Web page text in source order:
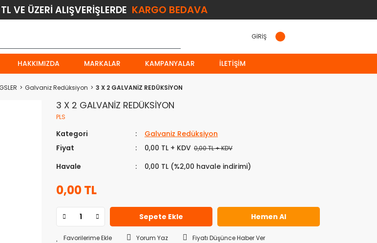
VE ÜZERİ ALIŞVERİŞLERDE KARGO BEDAVA
GİRİŞ
HAKKIMIZDA MARKALAR KAMPANYALAR İLETIŞIM
Galvaniz Redüksiyon 3 X 2 GALVANİZ REDÜKSİYON
3 X 2 GALVANİZ REDÜKSİYON
PLS
Kategori
Galvaniz Redüksiyon
Fiyat
0,00 TL + KDV 0,00 TL + KDV
Havale 0,00 TL (%2,00 havale indirimi)
0,00 TL
Sepete Ekle Hemen Al
Yorum Yaz Fiyatı Düşünce Haber Ver